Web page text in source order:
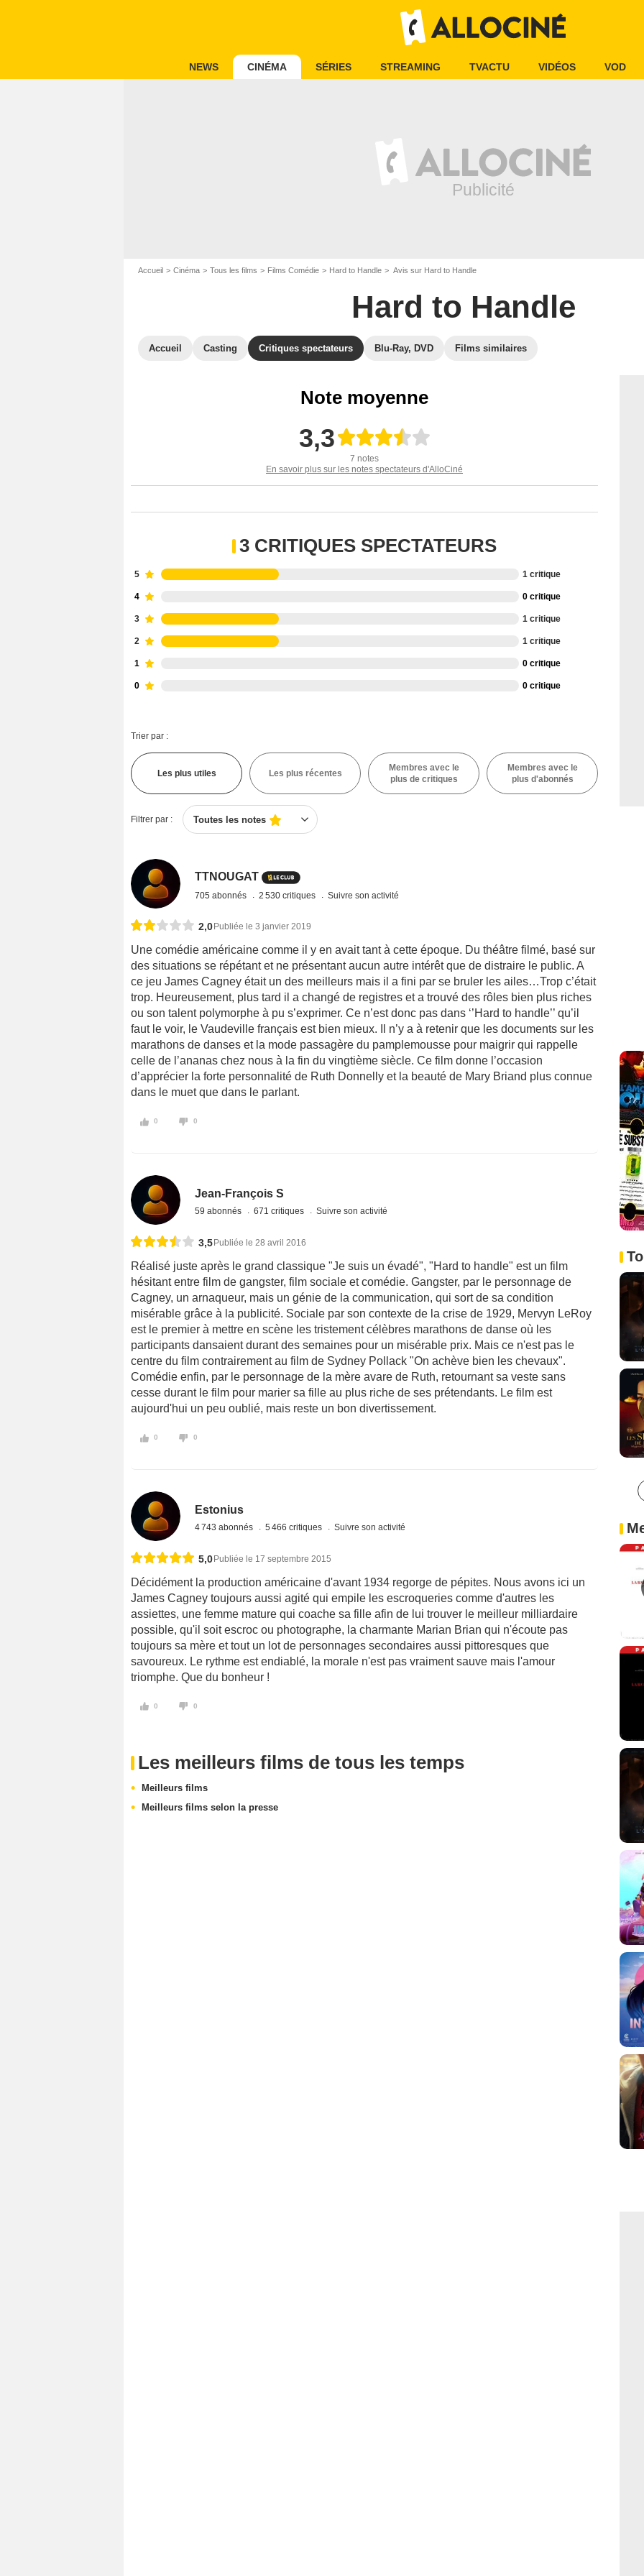
NEWS CINÉMA SÉRIES STREAMING TVACTU VIDÉOS VOD
Accueil Cinéma Tous les films Films Comédie Hard to Handle Avis sur Hard to Handle
Hard to Handle
Accueil Casting Critiques spectateurs Blu-Ray, DVD Films similaires
Note moyenne
3,3
7 notes
En savoir plus sur les notes spectateurs d'AlloCiné
3 CRITIQUES SPECTATEURS
5 1 critique
4 0 critique
3 1 critique
2 1 critique
1 0 critique
0 0 critique
Trier par :
Les plus utiles Les plus récentes
Membres avec le
plus de critiques
Membres avec le
plus d'abonnés
Filtrer par : Toutes les notes
TTNOUGAT
705 abonnés 2 530 critiques Suivre son activité
2,0 Publiée le 3 janvier 2019
Une comédie américaine comme il y en avait tant à cette époque. Du théâtre filmé, basé sur
des situations se répétant et ne présentant aucun autre intérêt que de distraire le public. A
ce jeu James Cagney était un des meilleurs mais il a fini par se bruler les ailes…Trop c’était
trop. Heureusement, plus tard il a changé de registres et a trouvé des rôles bien plus riches
ou son talent polymorphe à pu s’exprimer. Ce n’est donc pas dans ‘’Hard to handle’’ qu’il
faut le voir, le Vaudeville français est bien mieux. Il n’y a à retenir que les documents sur les
marathons de danses et la mode passagère du pamplemousse pour maigrir qui rappelle
celle de l’ananas chez nous à la fin du vingtième siècle. Ce film donne l’occasion
d’apprécier la forte personnalité de Ruth Donnelly et la beauté de Mary Briand plus connue
dans le muet que dans le parlant.
0 0
Jean-François S
59 abonnés 671 critiques Suivre son activité
3,5Publiée le 28 avril 2016
Réalisé juste après le grand classique "Je suis un évadé", "Hard to handle" est un film
hésitant entre film de gangster, film sociale et comédie. Gangster, par le personnage de
Cagney, un arnaqueur, mais un génie de la communication, qui sort de sa condition
misérable grâce à la publicité. Sociale par son contexte de la crise de 1929, Mervyn LeRoy
est le premier à mettre en scène les tristement célèbres marathons de danse où les
participants dansaient durant des semaines pour un misérable prix. Mais ce n'est pas le
centre du film contrairement au film de Sydney Pollack "On achève bien les chevaux".
Comédie enfin, par le personnage de la mère avare de Ruth, retournant sa veste sans
cesse durant le film pour marier sa fille au plus riche de ses prétendants. Le film est
aujourd'hui un peu oublié, mais reste un bon divertissement.
0 0
Estonius
4 743 abonnés 5 466 critiques Suivre son activité
5,0Publiée le 17 septembre 2015
Décidément la production américaine d'avant 1934 regorge de pépites. Nous avons ici un
James Cagney toujours aussi agité qui empile les escroqueries comme d'autres les
assiettes, une femme mature qui coache sa fille afin de lui trouver le meilleur milliardaire
possible, qu'il soit escroc ou photographe, la charmante Marian Brian qui n'écoute pas
toujours sa mère et tout un lot de personnages secondaires aussi pittoresques que
savoureux. Le rythme est endiablé, la morale n'est pas vraiment sauve mais l'amour
triomphe. Que du bonheur !
0 0
Les meilleurs films de tous les temps
Meilleurs films
Meilleurs films selon la presse